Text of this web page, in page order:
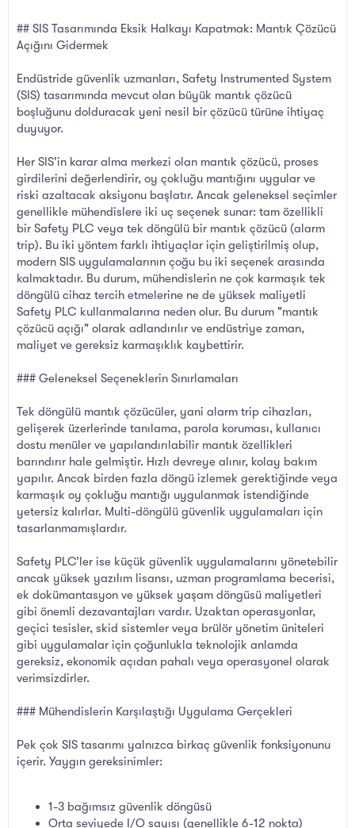
## SIS Tasarımında Eksik Halkayı Kapatmak: Mantık Çözücü
Açığını Gidermek
Endüstride güvenlik uzmanları, Safety Instrumented System
(SIS) tasarımında mevcut olan büyük mantık çözücü
boşluğunu dolduracak yeni nesil bir çözücü türüne ihtiyaç
duyuyor.
Her SIS'in karar alma merkezi olan mantık çözücü, proses
girdilerini değerlendirir, oy çokluğu mantığını uygular ve
riski azaltacak aksiyonu başlatır. Ancak geleneksel seçimler
genellikle mühendislere iki uç seçenek sunar: tam özellikli
bir Safety PLC veya tek döngülü bir mantık çözücü (alarm
trip). Bu iki yöntem farklı ihtiyaçlar için geliştirilmiş olup,
modern SIS uygulamalarının çoğu bu iki seçenek arasında
kalmaktadır. Bu durum, mühendislerin ne çok karmaşık tek
döngülü cihaz tercih etmelerine ne de yüksek maliyetli
Safety PLC kullanmalarına neden olur. Bu durum "mantık
çözücü açığı" olarak adlandırılır ve endüstriye zaman,
maliyet ve gereksiz karmaşıklık kaybettirir.
### Geleneksel Seçeneklerin Sınırlamaları
Tek döngülü mantık çözücüler, yani alarm trip cihazları,
gelişerek üzerlerinde tanılama, parola koruması, kullanıcı
dostu menüler ve yapılandırılabilir mantık özellikleri
barındırır hale gelmiştir. Hızlı devreye alınır, kolay bakım
yapılır. Ancak birden fazla döngü izlemek gerektiğinde veya
karmaşık oy çokluğu mantığı uygulanmak istendiğinde
yetersiz kalırlar. Multi-döngülü güvenlik uygulamaları için
tasarlanmamışlardır.
Safety PLC’ler ise küçük güvenlik uygulamalarını yönetebilir
ancak yüksek yazılım lisansı, uzman programlama becerisi,
ek dokümantasyon ve yüksek yaşam döngüsü maliyetleri
gibi önemli dezavantajları vardır. Uzaktan operasyonlar,
geçici tesisler, skid sistemler veya brülör yönetim üniteleri
gibi uygulamalar için çoğunlukla teknolojik anlamda
gereksiz, ekonomik açıdan pahalı veya operasyonel olarak
verimsizdirler.
### Mühendislerin Karşılaştığı Uygulama Gerçekleri
Pek çok SIS tasarımı yalnızca birkaç güvenlik fonksiyonunu
içerir. Yaygın gereksinimler:
1-3 bağımsız güvenlik döngüsü
Orta seviyede I/O sayısı (genellikle 6-12 nokta)